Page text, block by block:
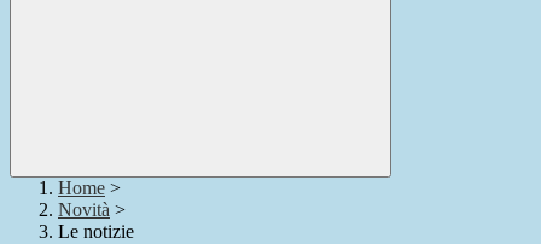
Home >
Novità >
Le notizie